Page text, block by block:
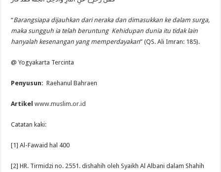
“Barangsiapa dijauhkan dari neraka dan dimasukkan ke dalam surga,
maka sungguh ia telah beruntung Kehidupan dunia itu tidak lain
hanyalah kesenangan yang memperdayakan” (QS. Ali Imran: 185).
@ Yogyakarta Tercinta
Penyusun: Raehanul Bahraen
Artikel www.muslim.or.id
Catatan kaki:
[1] Al-Fawaid hal 400
[2] HR. Tirmidzi no. 2551. dishahih oleh Syaikh Al Albani dalam Shahih